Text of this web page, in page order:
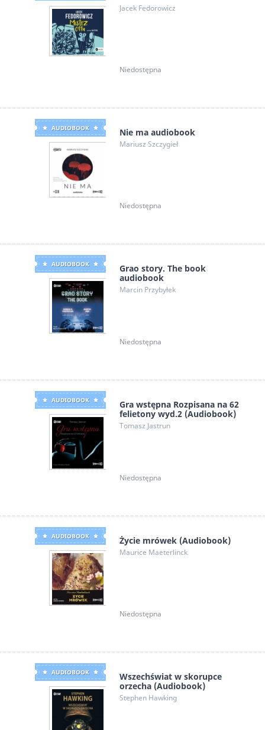
Jacek Fedorowicz
Niedostępna
AUDIOBOOK Nie ma audiobook
Mariusz Szczygieł
Niedostępna
AUDIOBOOK
Grao story. The book
audiobook
Marcin Przybyłek
Niedostępna
AUDIOBOOK
Gra wstępna Rozpisana na 62
felietony wyd.2 (Audiobook)
Tomasz Jastrun
Niedostępna
AUDIOBOOK Życie mrówek (Audiobook)
Maurice Maeterlinck
Niedostępna
AUDIOBOOK
Wszechświat w skorupce
orzecha (Audiobook)
Stephen Hawking